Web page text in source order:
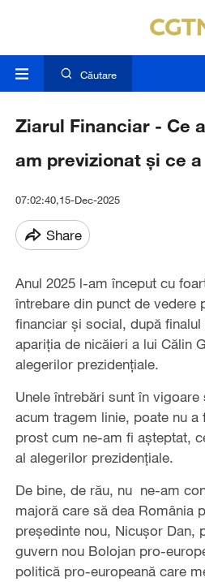
Căutare
Ziarul Financiar - Ce
am previzionat şi ce
07:02:40,15-Dec-2025
Share
Anul 2025 l-am început cu
întrebare din punct de vedere
financiar şi social, după
apariţia de nicăieri a lui Călin
alegerilor prezidenţiale.
Unele întrebări sunt în
acum tragem linie, poate nu a
prost cum ne-am fi aşteptat,
al alegerilor prezidenţiale.
De bine, de rău, nu ne-am
majoră care să dea România
preşedinte nou, Nicuşor Dan,
guvern nou Bolojan pro-
politică pro-europeană care